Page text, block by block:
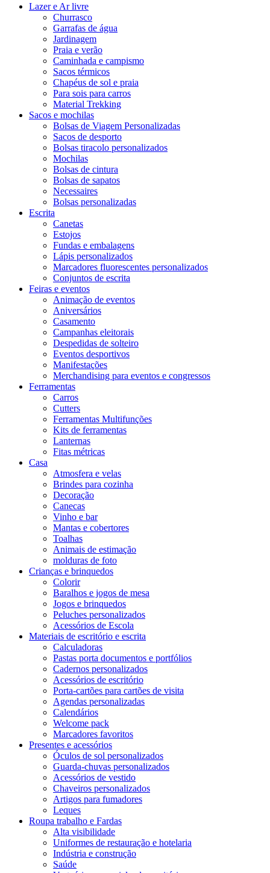
Lazer e Ar livre
Churrasco
Garrafas de água
Jardinagem
Praia e verão
Caminhada e campismo
Sacos térmicos
Chapéus de sol e praia
Para sois para carros
Material Trekking
Sacos e mochilas
Bolsas de Viagem Personalizadas
Sacos de desporto
Bolsas tiracolo personalizados
Mochilas
Bolsas de cintura
Bolsas de sapatos
Necessaires
Bolsas personalizadas
Escrita
Canetas
Estojos
Fundas e embalagens
Lápis personalizados
Marcadores fluorescentes personalizados
Conjuntos de escrita
Feiras e eventos
Animação de eventos
Aniversários
Casamento
Campanhas eleitorais
Despedidas de solteiro
Eventos desportivos
Manifestações
Merchandising para eventos e congressos
Ferramentas
Carros
Cutters
Ferramentas Multifunções
Kits de ferramentas
Lanternas
Fitas métricas
Casa
Atmosfera e velas
Brindes para cozinha
Decoração
Canecas
Vinho e bar
Mantas e cobertores
Toalhas
Animais de estimação
molduras de foto
Crianças e brinquedos
Colorir
Baralhos e jogos de mesa
Jogos e brinquedos
Peluches personalizados
Acessórios de Escola
Materiais de escritório e escrita
Calculadoras
Pastas porta documentos e portfólios
Cadernos personalizados
Acessórios de escritório
Porta-cartões para cartões de visita
Agendas personalizadas
Calendários
Welcome pack
Marcadores favoritos
Presentes e acessórios
Óculos de sol personalizados
Guarda-chuvas personalizados
Acessórios de vestido
Chaveiros personalizados
Artigos para fumadores
Leques
Roupa trabalho e Fardas
Alta visibilidade
Uniformes de restauração e hotelaria
Indústria e construção
Saúde